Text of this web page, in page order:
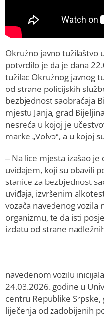
Okružno javno tužilaštvo
potvrdilo je da je dana
tužilac Okružnog javnog
od strane policijskih
bezbjednost saobraćaja
mjestu Janja, grad
nesreća u kojoj je
marke „Volvo“, a u kojoj
– Na lice mjesta izašao
uviđajem, koji su obavili
stanice za bezbjednost
uviđaja, izvršenim
vozača navedenog vozila
organizmu, te da isti
izdatu od strane
navedenom vozilu
24.03.2026. godine u
centru Republike
liječenja od zadobijenih